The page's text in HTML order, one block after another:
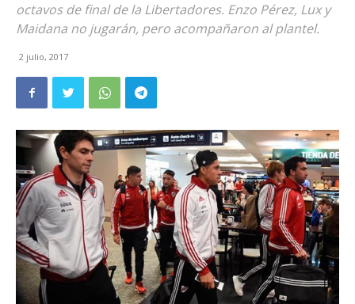
octavos de final de la Libertadores. Enzo Pérez, Lux y
Maidana no jugarán, pero acompañaron al plantel.
2 julio, 2017